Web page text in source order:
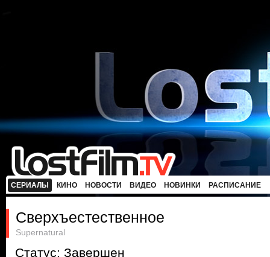
СЕРИАЛЫ КИНО НОВОСТИ ВИДЕО НОВИНКИ РАСПИСАНИЕ
Сверхъестественное
Supernatural
Статус: Завершен